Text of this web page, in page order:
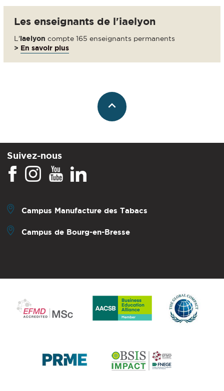
Les enseignants de l'iaelyon
L'iaelyon compte 165 enseignants permanents
> En savoir plus
Suivez-nous
Campus Manufacture des Tabacs
Campus de Bourg-en-Bresse